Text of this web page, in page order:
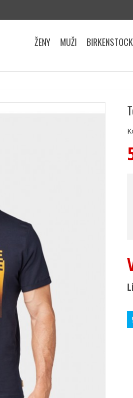
ŽENY MUŽI BIRKENSTOCK